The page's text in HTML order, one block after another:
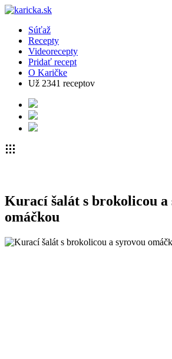
Súťaž
Recepty
Videorecepty
Pridať recept
O Karičke
Už 2341 receptov
Kurací šalát s brokolicou a
omáčkou